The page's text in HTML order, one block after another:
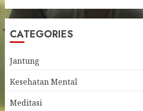
CATEGORIES
Jantung
Kesehatan Mental
Meditasi